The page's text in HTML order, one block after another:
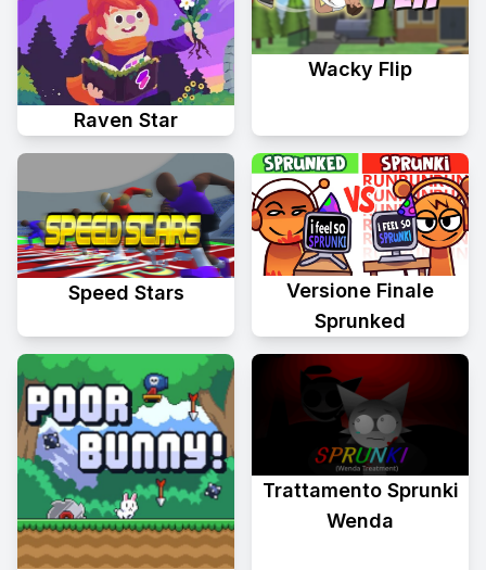
Raven Star
Wacky Flip
Speed Stars
Versione Finale
Sprunked
Trattamento Sprunki
Wenda